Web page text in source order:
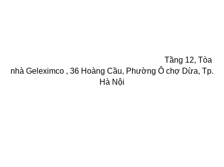
Tầng 12, Tòa
nhà Geleximco , 36 Hoàng Cầu, Phường Ô chợ Dừa, Tp.
Hà Nội